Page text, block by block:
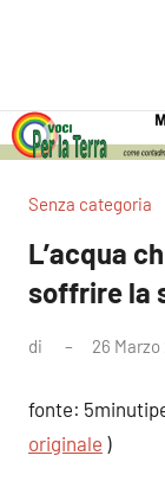
per
la
Terra
per
la
Alimentare
Senza categoria
L’acqua
soffrire la
di 26 Marzo
fonte:
originale )